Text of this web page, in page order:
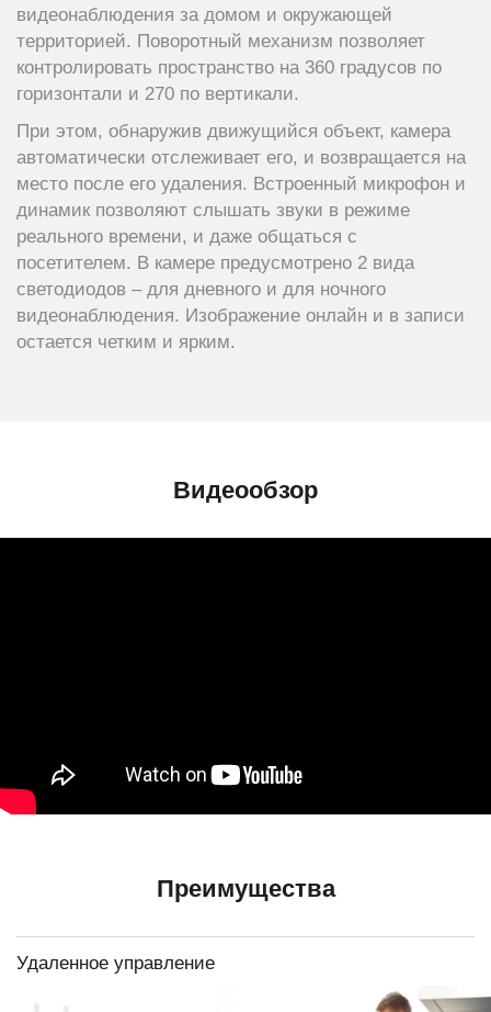
видеонаблюдения за домом и окружающей
территорией. Поворотный механизм позволяет
контролировать пространство на 360 градусов по
горизонтали и 270 по вертикали.
При этом, обнаружив движущийся объект, камера
автоматически отслеживает его, и возвращается на
место после его удаления. Встроенный микрофон и
динамик позволяют слышать звуки в режиме
реального времени, и даже общаться с
посетителем. В камере предусмотрено 2 вида
светодиодов – для дневного и для ночного
видеонаблюдения. Изображение онлайн и в записи
остается четким и ярким.
Видеообзор
Преимущества
Удаленное управление